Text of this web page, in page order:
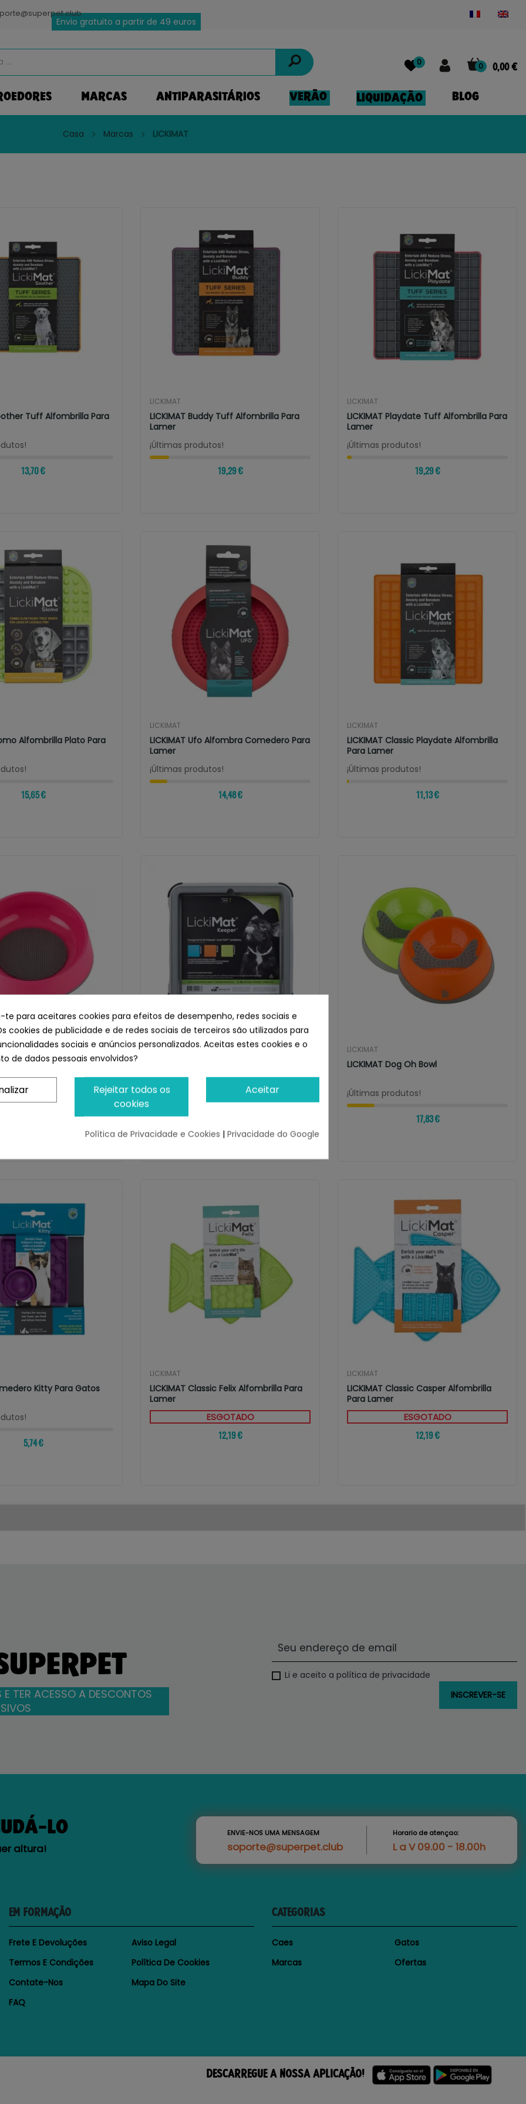
Envio gratuito a partir de 49 euros
0 0,00 €
0
MARCAS ANTIPARASITÁRIOS VERÃO LIQUIDAÇÃO BLOG
Casa Marcas LICKIMAT
Tuff Alfombrilla Para
13,70 €
LICKIMAT
LICKIMAT Buddy Tuff Alfombrilla Para
Lamer
¡Últimas produtos!
19,29 €
LICKIMAT
LICKIMAT Playdate Tuff Alfombrilla Para
Lamer
¡Últimas produtos!
19,29 €
Alfombrilla Plato Para
15,65 €
LICKIMAT
LICKIMAT Ufo Alfombra Comedero Para
Lamer
¡Últimas produtos!
14,48 €
LICKIMAT
LICKIMAT Classic Playdate Alfombrilla
Para Lamer
¡Últimas produtos!
11,13 €
Oh Bowl
LICKIMAT
Alfombrilla LickiMat
¡Últimas produtos!
LICKIMAT
LICKIMAT Dog Oh Bowl
¡Últimas produtos!
17,83 €
Kitty Para Gatos
5,74 €
LICKIMAT
LICKIMAT Classic Felix Alfombrilla Para
Lamer
ESGOTADO
12,19 €
LICKIMAT
LICKIMAT Classic Casper Alfombrilla
Para Lamer
ESGOTADO
12,19 €
TER ACESSO A DESCONTOS
Li e aceito a política de privacidade
LO
altura!
ENVIE-NOS UMA MENSAGEM
soporte@superpet.club
Horario de atençao:
L a V 09.00 - 18.00h
EM FORMAÇÃO
Frete E Devoluções
Aviso Legal
Termos E Condições
Política De Cookies
Contate-Nos
Mapa Do Site
FAQ
CATEGORIAS
Caes
Gatos
Marcas
Ofertas
DESCARREGUE A NOSSA APLICAÇÃO!
te para aceitares cookies para efeitos de desempenho, redes sociais e
cookies de publicidade e de redes sociais de terceiros são utilizados para
sociais e anúncios personalizados. Aceitas estes cookies e o
de dados pessoais envolvidos?
Aceitar
Rejeitar todos os
cookies
Política de Privacidade e Cookies | Privacidade do Google